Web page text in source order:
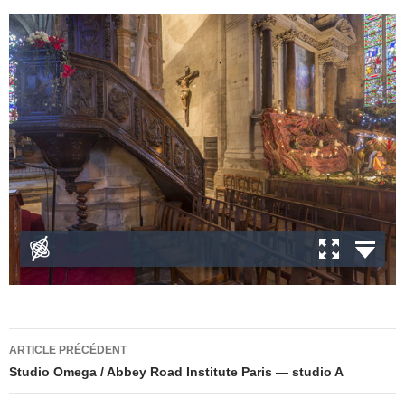
o
o
k
Exit VR
VR Setup
0:00 / 0:00
Navigation
des
ARTICLE PRÉCÉDENT
Studio Omega / Abbey Road Institute Paris — studio A